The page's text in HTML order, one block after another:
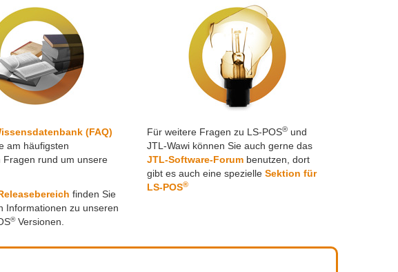
(FAQ)
am häufigsten
Fragen rund um unsere
finden Sie
Informationen zu unseren
®Versionen.
Für weitere Fragen zu LS-POS®und
JTL-Wawi können Sie auch gerne das
JTL-Software-Forumbenutzen, dort
gibt es auch eine spezielle Sektion für
LS-POS®